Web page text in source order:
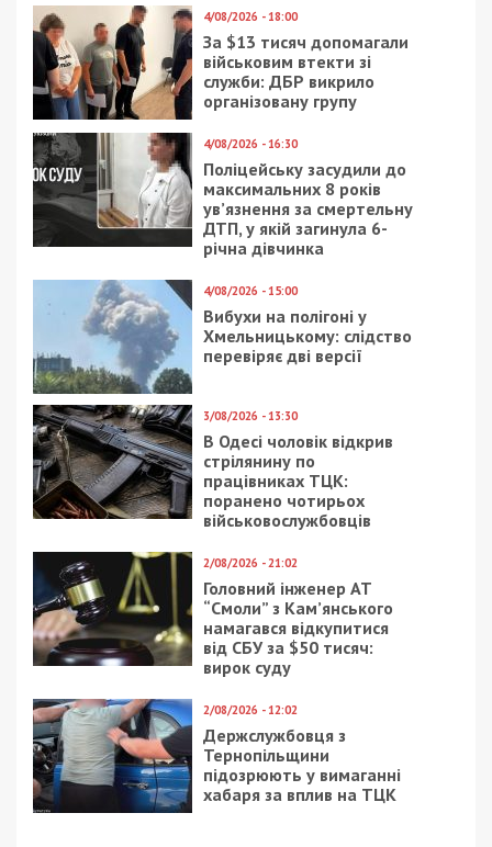
21/01/2026 - 16:19
Судитимуть
експосадовця ДСНС,
якого викрили на
спробі налагодити
переправлення
чоловіків за кордон
22/11/2019 - 17:49
расследований обещал
Богдану сделать, все
чтобы допросить
Порошенко
8/11/2018 - 17:11
Заммэра Днепра
Александр Шикуленко
выгнал журналистов с
заседания по петиции
23/01/2019 - 17:39
Горсовет списал под
тысячу мусорных
поиздевались